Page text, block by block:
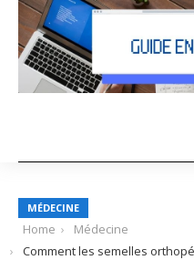
MÉDECINE
Home
Médecine
Comment les semelles